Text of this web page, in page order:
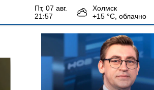
пт, 07 авг.
21:57
Холмск
+15 °С, облачно